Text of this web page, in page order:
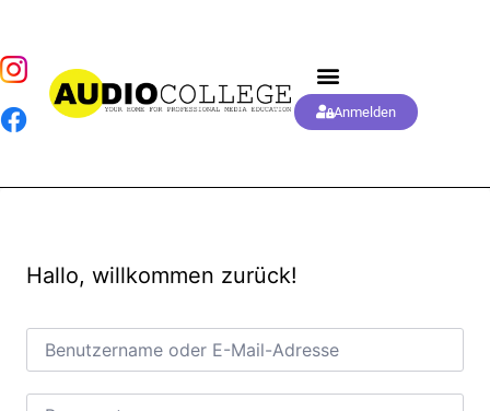
Anmelden
Hallo, willkommen zurück!